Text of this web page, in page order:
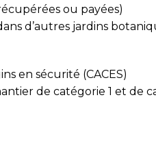
ou payées)
d’autres jardins
en sécurité (CACES)
de catégorie 1 et de